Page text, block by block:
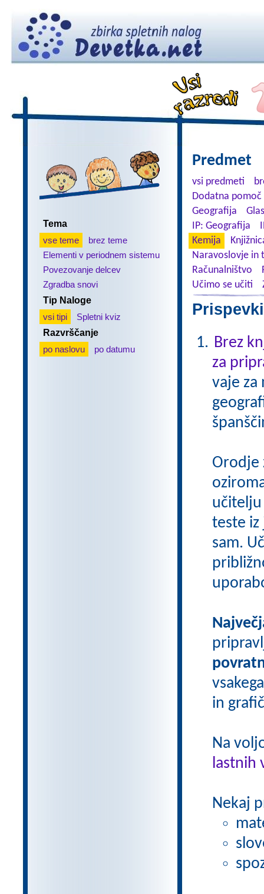
Tema
vse teme
brez teme
Elementi v periodnem sistemu
Povezovanje delcev
Zgradba snovi
Tip Naloge
vsi tipi
Spletni kviz
Razvrščanje
po naslovu
po datumu
Predmet
vsi predmeti
Dodatna
Geografija
IP: Geografija
Kemija
Naravoslovje in
Računalništvo
Učimo se učiti
Brez
za
vaje za
Orodje
učitelju
teste iz
sam.
in
Na
lastnih
Nekaj